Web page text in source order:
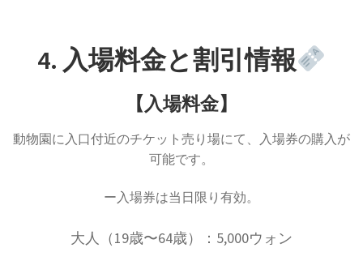
4. 入場料金と割引情報
【入場料金】
動物園に入口付近のチケット売り場にて、入場券の購入が
可能です。
ー入場券は当日限り有効。
大人（19歳〜64歳）：5,000ウォン